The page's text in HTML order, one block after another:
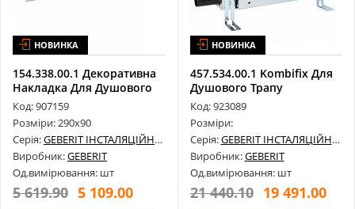
НОВИНКА
154.338.00.1 Декоративна
Накладка Для Душового
Елеме...
Код: 907159
Розміри: 290х90
Серія:GEBERIT ІНСТАЛЯЦІЙНІ СИСТЕМИ
Виробник:GEBERIT
Од.вимірювання: шт
5 619.90 5 109.00
НОВИНКА
457.534.00.1 Kombifix Для
Душового Трапу
Код: 923089
Розміри:
Серія:GEBERIT ІНСТАЛЯЦІЙНІ СИСТЕМИ
Виробник:GEBERIT
Од.вимірювання: шт
21 440.10 19 491.00